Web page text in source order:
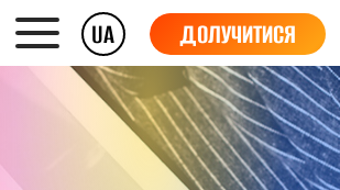
UA ДОЛУЧИТИСЯ